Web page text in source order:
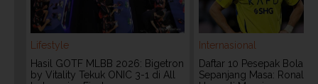
Lifestyle
Hasil GOTF MLBB 2026: Bigetron
by Vitality Tekuk ONIC 3-1 di All
Internasional
Daftar 10 Pesepak Bola
Sepanjang Masa: Ronaldo